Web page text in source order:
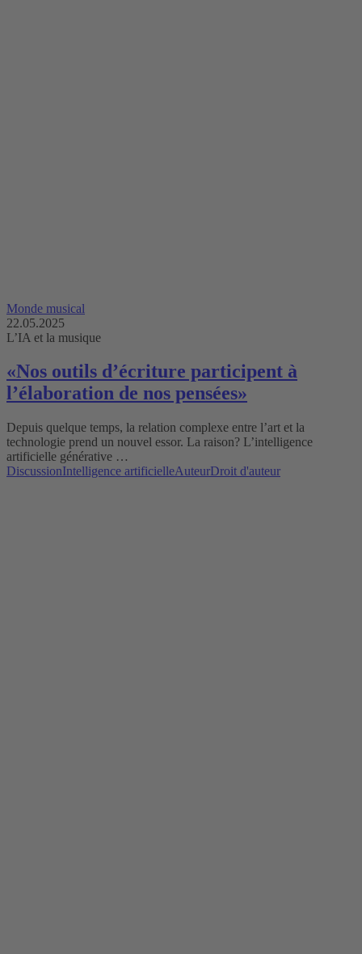
Monde musical
22.05.2025
L’IA et la musique
«Nos outils d’écriture participent à
l’élaboration de nos pensées»
Depuis quelque temps, la relation complexe entre l’art et la
technologie prend un nouvel essor. La raison? L’intelligence
artificielle générative …
DiscussionIntelligence artificielleAuteurDroit d'auteur